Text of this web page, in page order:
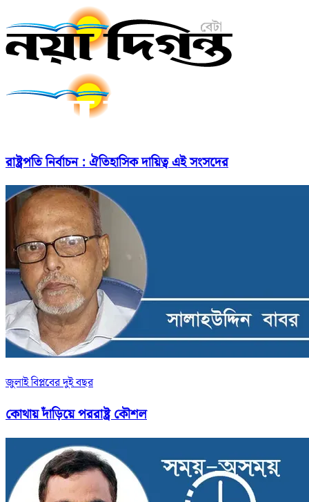
রাষ্ট্রপতি নির্বাচন : ঐতিহাসিক দায়িত্ব এই সংসদের
জুলাই বিপ্লবের দুই বছর
কোথায় দাঁড়িয়ে পররাষ্ট্র কৌশল